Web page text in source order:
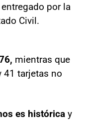
por la
Civil.
mientras que
41 tarjetas no
es histórica y